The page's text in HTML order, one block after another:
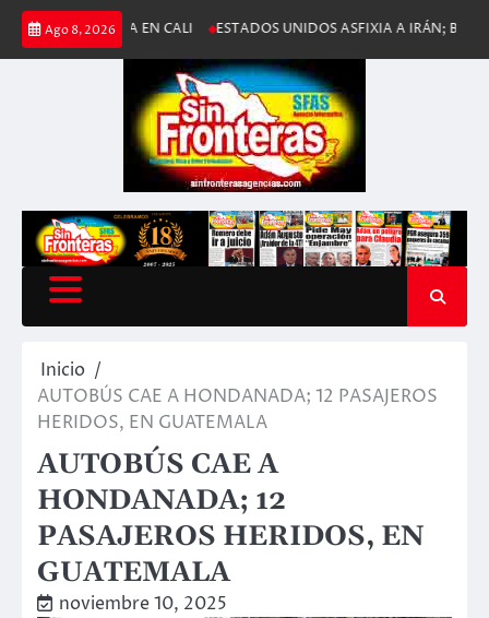
Saltar
contenido
Ago 8, 2026
EN CALI ESTADOS UNIDOS ASFIXIA A IRÁN; BLOQUEO NAVAL
Inicio
AUTOBÚS CAE A HONDANADA; 12 PASAJEROS
HERIDOS, EN GUATEMALA
AUTOBÚS CAE A
HONDANADA; 12
PASAJEROS HERIDOS, EN
GUATEMALA
noviembre 10, 2025